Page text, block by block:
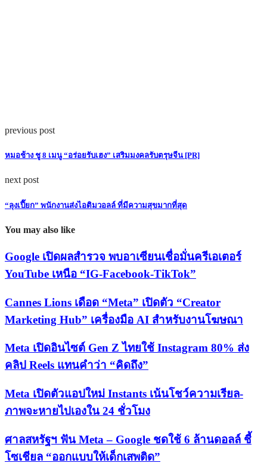
previous post
หมอช้าง ชู 8 เมนู “อร่อยรับเฮง” เสริมมงคลรับตรุษจีน [PR]
next post
“ลุงเปี๊ยก” พนักงานส่งไอติมวอลล์ ที่มีความสุขมากที่สุด
You may also like
Google เปิดผลสำรวจ พบอาเซียนเชื่อมั่นครีเอเตอร์
YouTube เหนือ “IG-Facebook-TikTok”
Cannes Lions เดือด “Meta” เปิดตัว “Creator
Marketing Hub” เครื่องมือ AI สำหรับงานโฆษณา
Meta เปิดอินไซต์ Gen Z ไทยใช้ Instagram 80% ส่ง
คลิป Reels แทนคำว่า “คิดถึง”
Meta เปิดตัวแอปใหม่ Instants เน้นโชว์ความเรียล-
ภาพจะหายไปเองใน 24 ชั่วโมง
ศาลสหรัฐฯ ฟัน Meta – Google ชดใช้ 6 ล้านดอลล์ ชี้
โซเชียล “ออกแบบให้เด็กเสพติด”